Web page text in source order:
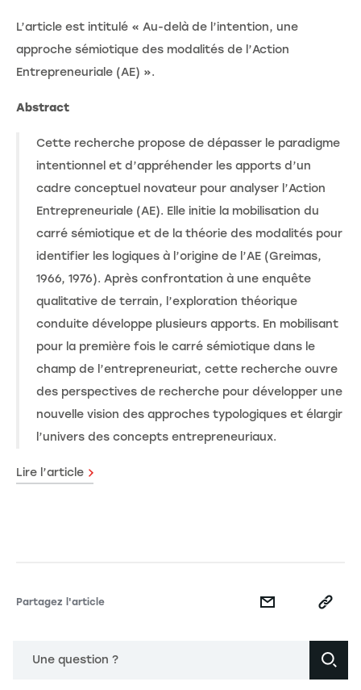
L’article est intitulé « Au-delà de l’intention, une
approche sémiotique des modalités de l’Action
Entrepreneuriale (AE) ».
Abstract
Cette recherche propose de dépasser le paradigme
intentionnel et d’appréhender les apports d’un
cadre conceptuel novateur pour analyser l’Action
Entrepreneuriale (AE). Elle initie la mobilisation du
carré sémiotique et de la théorie des modalités pour
identifier les logiques à l’origine de l’AE (Greimas,
1966, 1976). Après confrontation à une enquête
qualitative de terrain, l’exploration théorique
conduite développe plusieurs apports. En mobilisant
pour la première fois le carré sémiotique dans le
champ de l’entrepreneuriat, cette recherche ouvre
des perspectives de recherche pour développer une
nouvelle vision des approches typologiques et élargir
l’univers des concepts entrepreneuriaux.
Lire l’article
Partagez l'article
Une question ?